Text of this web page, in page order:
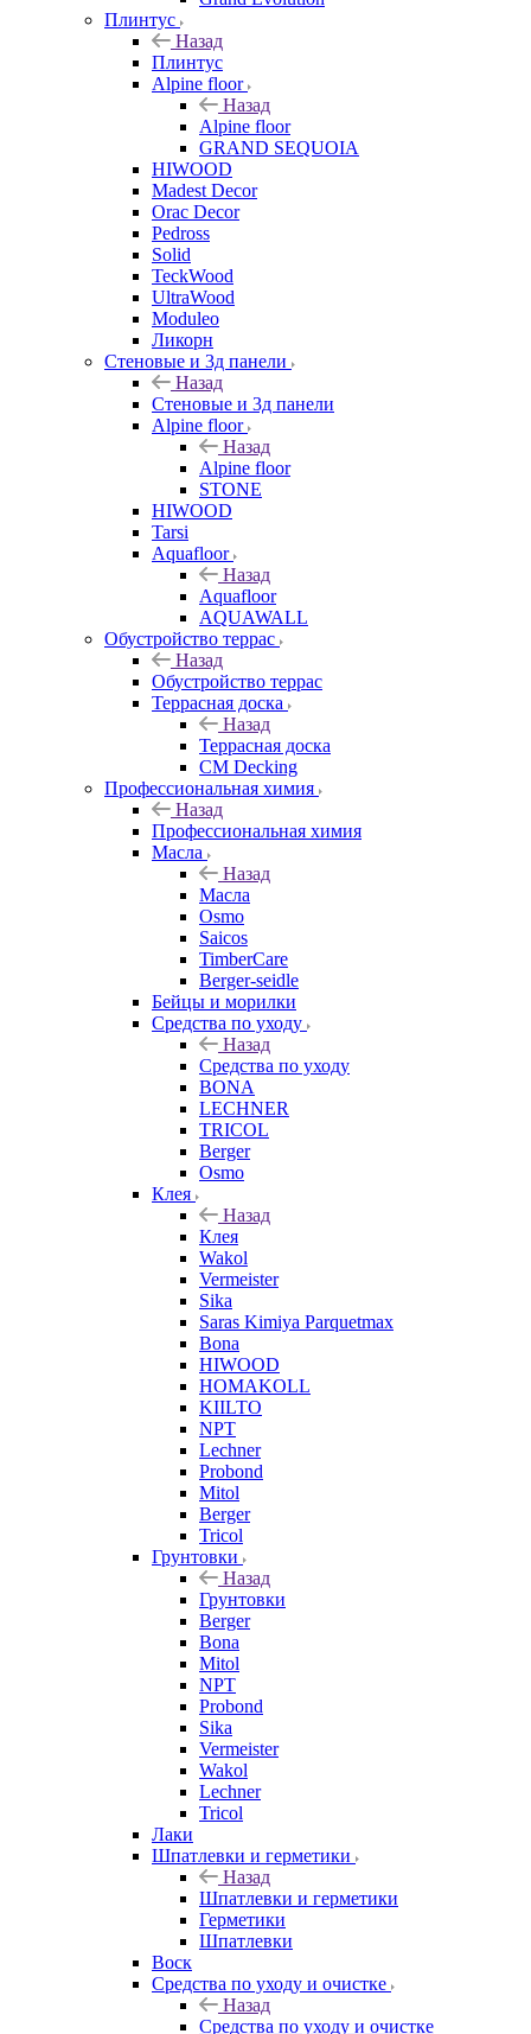
Плинтус
Назад
Плинтус
Alpine floor
Назад
Alpine floor
GRAND SEQUOIA
HIWOOD
Madest Decor
Orac Decor
Pedross
Solid
TeckWood
UltraWood
Moduleo
Ликорн
Стеновые и 3д панели
Назад
Стеновые и 3д панели
Alpine floor
Назад
Alpine floor
STONE
HIWOOD
Tarsi
Aquafloor
Назад
Aquafloor
AQUAWALL
Обустройство террас
Назад
Обустройство террас
Террасная доска
Назад
Террасная доска
CM Decking
Профессиональная химия
Назад
Профессиональная химия
Масла
Назад
Масла
Osmo
Saicos
TimberCare
Berger-seidle
Бейцы и морилки
Средства по уходу
Назад
Средства по уходу
BONA
LECHNER
TRICOL
Berger
Osmo
Клея
Назад
Клея
Wakol
Vermeister
Sika
Saras Kimiya Parquetmax
Bona
HIWOOD
HOMAKOLL
KIILTO
NPT
Lechner
Probond
Mitol
Berger
Tricol
Грунтовки
Назад
Грунтовки
Berger
Bona
Mitol
NPT
Probond
Sika
Vermeister
Wakol
Lechner
Tricol
Лаки
Шпатлевки и герметики
Назад
Шпатлевки и герметики
Герметики
Шпатлевки
Воск
Средства по уходу и очистке
Назад
Средства по уходу и очистке